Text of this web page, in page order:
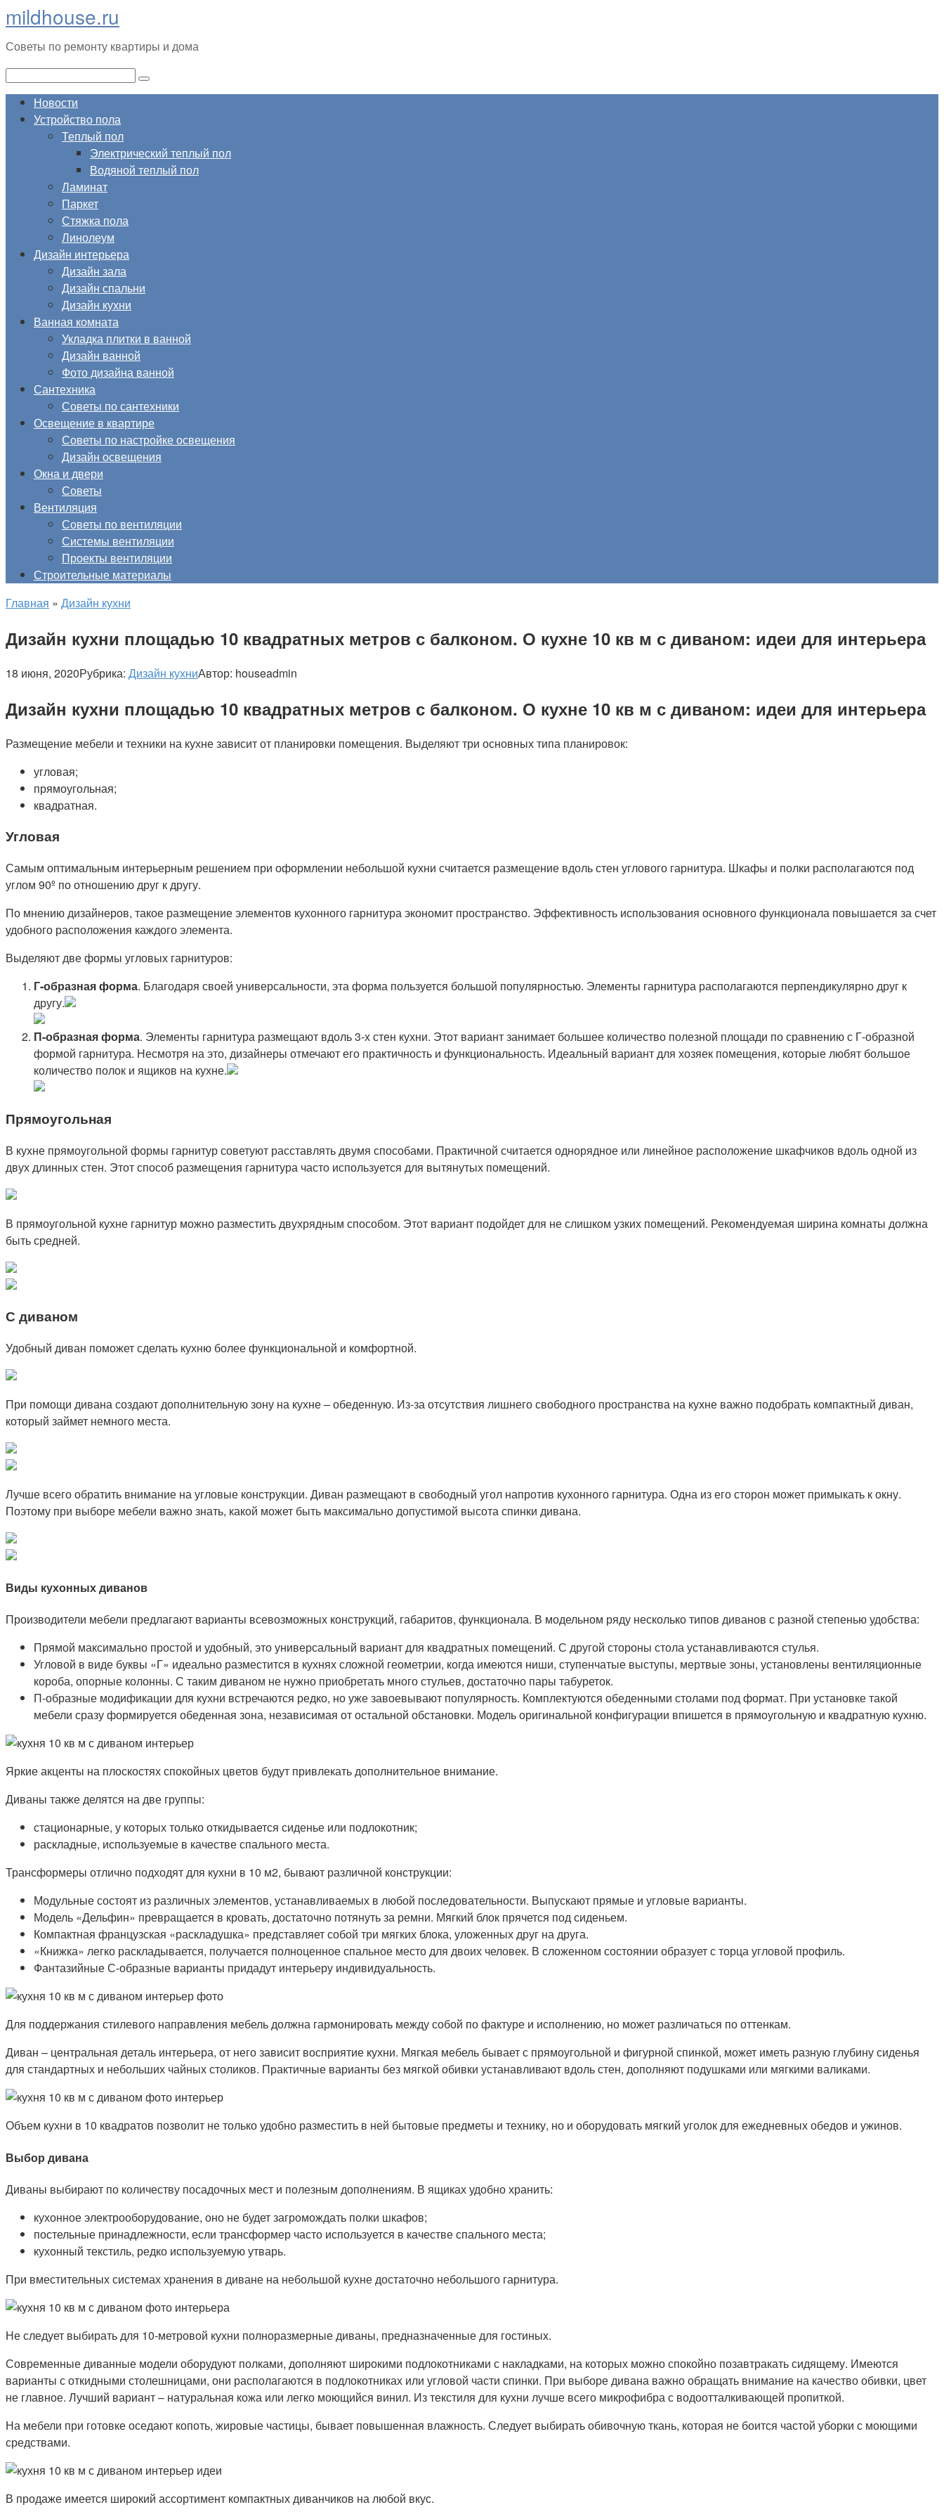
Перейти
к
контенту
mildhouse.ru
Советы по ремонту квартиры и дома
Поиск:
Новости
Устройство пола
Теплый пол
Электрический теплый пол
Водяной теплый пол
Ламинат
Паркет
Стяжка пола
Линолеум
Дизайн интерьера
Дизайн зала
Дизайн спальни
Дизайн кухни
Ванная комната
Укладка плитки в ванной
Дизайн ванной
Фото дизайна ванной
Сантехника
Советы по сантехники
Освещение в квартире
Советы по настройке освещения
Дизайн освещения
Окна и двери
Советы
Вентиляция
Советы по вентиляции
Системы вентиляции
Проекты вентиляции
Строительные материалы
Главная » Дизайн кухни
Дизайн кухни площадью 10 квадратных метров с балконом. О кухне 10 кв м с диваном: идеи для интерьера
18 июня, 2020Рубрика: Дизайн кухниАвтор: houseadmin
Дизайн кухни площадью 10 квадратных метров с балконом. О кухне 10 кв м с диваном: идеи для интерьера
Размещение мебели и техники на кухне зависит от планировки помещения. Выделяют три основных типа планировок:
угловая;
прямоугольная;
квадратная.
Угловая
Самым оптимальным интерьерным решением при оформлении небольшой кухни считается размещение вдоль стен углового гарнитура. Шкафы и полки располагаются под
углом 90º по отношению друг к другу.
По мнению дизайнеров, такое размещение элементов кухонного гарнитура экономит пространство. Эффективность использования основного функционала повышается за счет
удобного расположения каждого элемента.
Выделяют две формы угловых гарнитуров:
Г-образная форма. Благодаря своей универсальности, эта форма пользуется большой популярностью. Элементы гарнитура располагаются перпендикулярно друг к
другу.
П-образная форма. Элементы гарнитура размещают вдоль 3-х стен кухни. Этот вариант занимает большее количество полезной площади по сравнению с Г-образной
формой гарнитура. Несмотря на это, дизайнеры отмечают его практичность и функциональность. Идеальный вариант для хозяек помещения, которые любят большое
количество полок и ящиков на кухне.
Прямоугольная
В кухне прямоугольной формы гарнитур советуют расставлять двумя способами. Практичной считается однорядное или линейное расположение шкафчиков вдоль одной из
двух длинных стен. Этот способ размещения гарнитура часто используется для вытянутых помещений.
В прямоугольной кухне гарнитур можно разместить двухрядным способом. Этот вариант подойдет для не слишком узких помещений. Рекомендуемая ширина комнаты должна
быть средней.
С диваном
Удобный диван поможет сделать кухню более функциональной и комфортной.
При помощи дивана создают дополнительную зону на кухне – обеденную. Из-за отсутствия лишнего свободного пространства на кухне важно подобрать компактный диван,
который займет немного места.
Лучше всего обратить внимание на угловые конструкции. Диван размещают в свободный угол напротив кухонного гарнитура. Одна из его сторон может примыкать к окну.
Поэтому при выборе мебели важно знать, какой может быть максимально допустимой высота спинки дивана.
Виды кухонных диванов
Производители мебели предлагают варианты всевозможных конструкций, габаритов, функционала. В модельном ряду несколько типов диванов с разной степенью удобства:
Прямой максимально простой и удобный, это универсальный вариант для квадратных помещений. С другой стороны стола устанавливаются стулья.
Угловой в виде буквы «Г» идеально разместится в кухнях сложной геометрии, когда имеются ниши, ступенчатые выступы, мертвые зоны, установлены вентиляционные
короба, опорные колонны. С таким диваном не нужно приобретать много стульев, достаточно пары табуреток.
П-образные модификации для кухни встречаются редко, но уже завоевывают популярность. Комплектуются обеденными столами под формат. При установке такой
мебели сразу формируется обеденная зона, независимая от остальной обстановки. Модель оригинальной конфигурации впишется в прямоугольную и квадратную кухню.
Яркие акценты на плоскостях спокойных цветов будут привлекать дополнительное внимание.
Диваны также делятся на две группы:
стационарные, у которых только откидывается сиденье или подлокотник;
раскладные, используемые в качестве спального места.
Трансформеры отлично подходят для кухни в 10 м2, бывают различной конструкции:
Модульные состоят из различных элементов, устанавливаемых в любой последовательности. Выпускают прямые и угловые варианты.
Модель «Дельфин» превращается в кровать, достаточно потянуть за ремни. Мягкий блок прячется под сиденьем.
Компактная французская «раскладушка» представляет собой три мягких блока, уложенных друг на друга.
«Книжка» легко раскладывается, получается полноценное спальное место для двоих человек. В сложенном состоянии образует с торца угловой профиль.
Фантазийные С-образные варианты придадут интерьеру индивидуальность.
Для поддержания стилевого направления мебель должна гармонировать между собой по фактуре и исполнению, но может различаться по оттенкам.
Диван – центральная деталь интерьера, от него зависит восприятие кухни. Мягкая мебель бывает с прямоугольной и фигурной спинкой, может иметь разную глубину сиденья
для стандартных и небольших чайных столиков. Практичные варианты без мягкой обивки устанавливают вдоль стен, дополняют подушками или мягкими валиками.
Объем кухни в 10 квадратов позволит не только удобно разместить в ней бытовые предметы и технику, но и оборудовать мягкий уголок для ежедневных обедов и ужинов.
Выбор дивана
Диваны выбирают по количеству посадочных мест и полезным дополнениям. В ящиках удобно хранить:
кухонное электрооборудование, оно не будет загромождать полки шкафов;
постельные принадлежности, если трансформер часто используется в качестве спального места;
кухонный текстиль, редко используемую утварь.
При вместительных системах хранения в диване на небольшой кухне достаточно небольшого гарнитура.
Не следует выбирать для 10-метровой кухни полноразмерные диваны, предназначенные для гостиных.
Современные диванные модели оборудуют полками, дополняют широкими подлокотниками с накладками, на которых можно спокойно позавтракать сидящему. Имеются
варианты с откидными столешницами, они располагаются в подлокотниках или угловой части спинки. При выборе дивана важно обращать внимание на качество обивки, цвет
не главное. Лучший вариант – натуральная кожа или легко моющийся винил. Из текстиля для кухни лучше всего микрофибра с водоотталкивающей пропиткой.
На мебели при готовке оседают копоть, жировые частицы, бывает повышенная влажность. Следует выбирать обивочную ткань, которая не боится частой уборки с моющими
средствами.
В продаже имеется широкий ассортимент компактных диванчиков на любой вкус.